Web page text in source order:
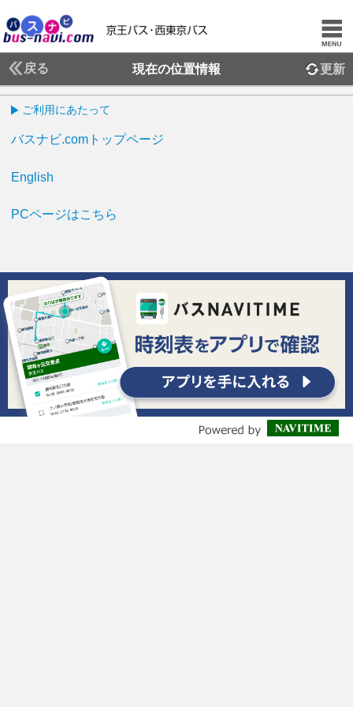
戻る 現在の位置情報 更新
ご利用にあたって
バスナビ.comトップページ
English
PCページはこちら